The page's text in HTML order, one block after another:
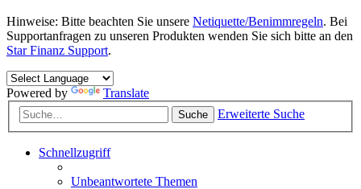
Hinweise: Bitte beachten Sie unsere Netiquette/Benimmregeln. Bei
Supportanfragen zu unseren Produkten wenden Sie sich bitte an den
Star Finanz Support.
Powered by Translate
Suche Erweiterte Suche
Schnellzugriff
Unbeantwortete Themen